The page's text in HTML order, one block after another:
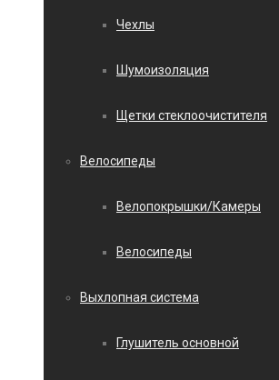
Чехлы
Шумоизоляция
Щетки стеклоочистителя
Велосипеды
Велопокрышки/Камеры
Велосипеды
Выхлопная система
Глушитель основной